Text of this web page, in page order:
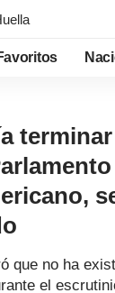
que no ha
el